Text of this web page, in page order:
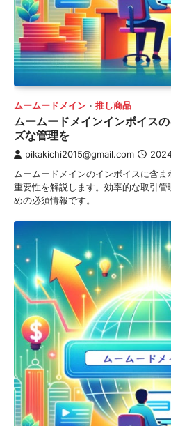
ムームードメイン 推し商品
ムームードメインインボイス
ズな管理を
pikakichi2015@gmail.com
ムームードメインのインボイスに含
重要性を解説します。効率的な取引
めの必須情報です。